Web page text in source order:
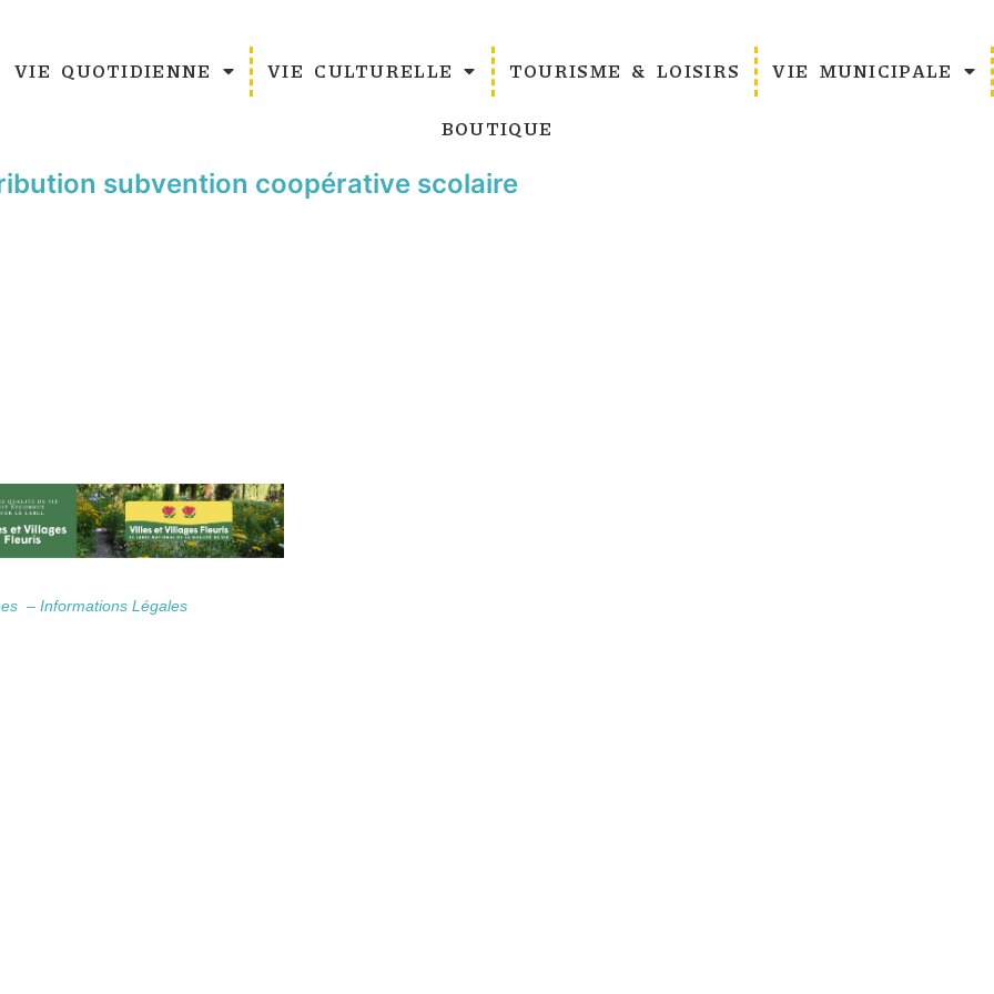
VIE QUOTIDIENNE VIE CULTURELLE TOURISME & LOISIRS VIE MUNICIPALE
BOUTIQUE
subvention coopérative scolaire
– Informations Légales